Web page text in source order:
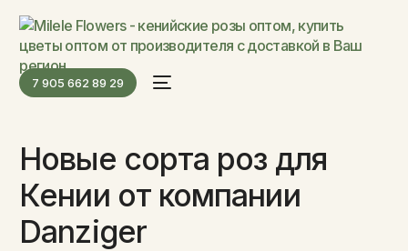
7 905 662 89 29
Новые сорта роз для
Кении от компании
Danziger